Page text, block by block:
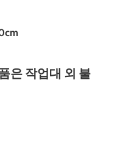
은 작업대 외 불